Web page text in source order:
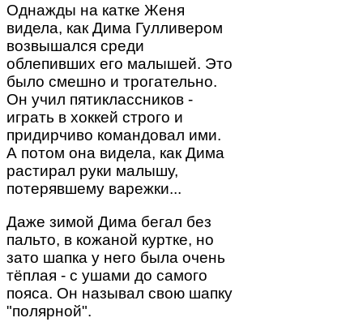
Однажды на катке Женя
видела, как Дима Гулливером
возвышался среди
облепивших его малышей. Это
было смешно и трогательно.
Он учил пятиклассников -
играть в хоккей строго и
придирчиво командовал ими.
А потом она видела, как Дима
растирал руки малышу,
потерявшему варежки...
Даже зимой Дима бегал без
пальто, в кожаной куртке, но
зато шапка у него была очень
тёплая - с ушами до самого
пояса. Он называл свою шапку
"полярной".